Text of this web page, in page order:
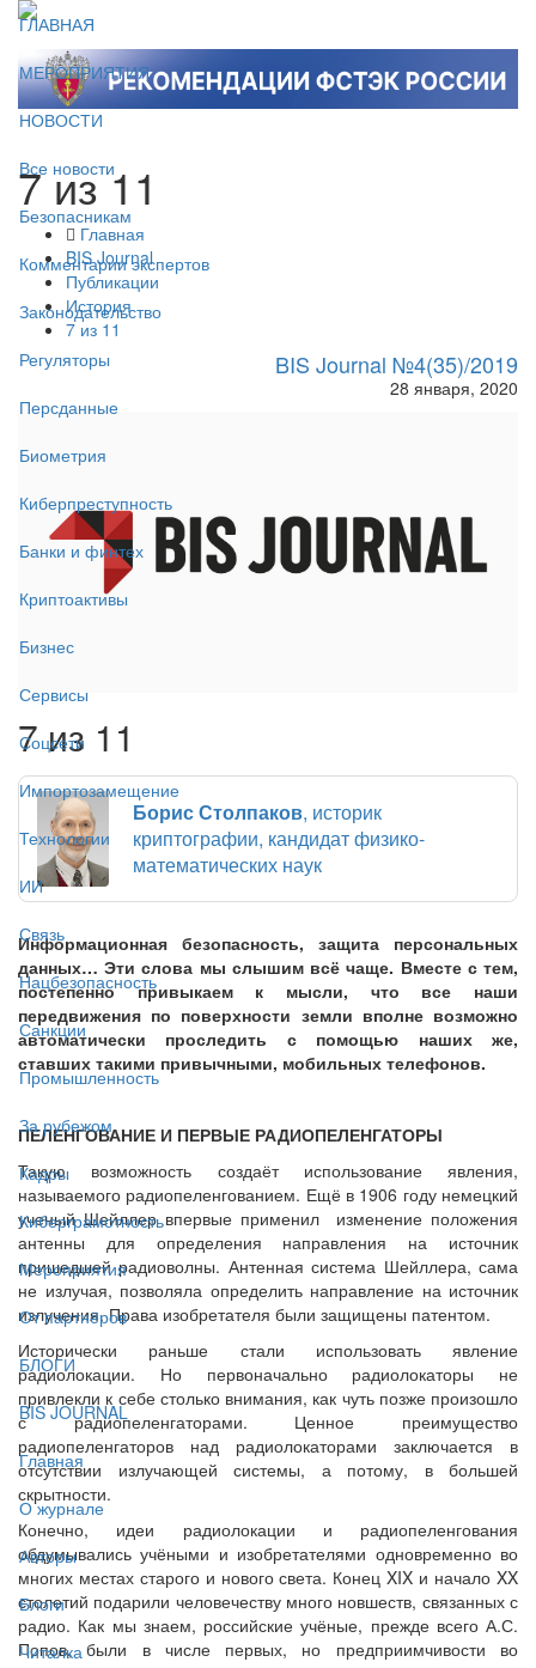
ГЛАВНАЯ
МЕРОПРИЯТИЯ
НОВОСТИ
Все новости
Безопасникам
Комментарии экспертов
Законодательство
Регуляторы
Персданные
Биометрия
Киберпреступность
Банки и финтех
Криптоактивы
Бизнес
Сервисы
Соцсети
Импортозамещение
Технологии
ИИ
Связь
Нацбезопасность
Санкции
Промышленность
За рубежом
Кадры
Киберграмотность
Мероприятия
От партнёров
БЛОГИ
BIS JOURNAL
Главная
О журнале
Авторы
Блоги
Читалка
7 из 11
Главная
BIS Journal
Публикации
История
7 из 11
BIS Journal №4(35)/2019
28 января, 2020
7 из 11
Борис Столпаков, историк
криптографии, кандидат физико-
математических наук
Информационная безопасность, защита персональных
данных… Эти слова мы слышим всё чаще. Вместе с тем,
постепенно привыкаем к мысли, что все наши
передвижения по поверхности земли вполне возможно
автоматически проследить с помощью наших же,
ставших такими привычными, мобильных телефонов.
ПЕЛЕНГОВАНИЕ И ПЕРВЫЕ РАДИОПЕЛЕНГАТОРЫ
Такую возможность создаёт использование явления,
называемого радиопеленгованием. Ещё в 1906 году немецкий
ученый Шейллер впервые применил изменение положения
антенны для определения направления на источник
пришедшей радиоволны. Антенная система Шейллера, сама
не излучая, позволяла определить направление на источник
излучения. Права изобретателя были защищены патентом.
Исторически раньше стали использовать явление
радиолокации. Но первоначально радиолокаторы не
привлекли к себе столько внимания, как чуть позже произошло
с радиопеленгаторами. Ценное преимущество
радиопеленгаторов над радиолокаторами заключается в
отсутствии излучающей системы, а потому, в большей
скрытности.
Конечно, идеи радиолокации и радиопеленгования
обдумывались учёными и изобретателями одновременно во
многих местах старого и нового света. Конец XIX и начало XX
столетий подарили человечеству много новшеств, связанных с
радио. Как мы знаем, российские учёные, прежде всего А.С.
Попов, были в числе первых, но предприимчивости во